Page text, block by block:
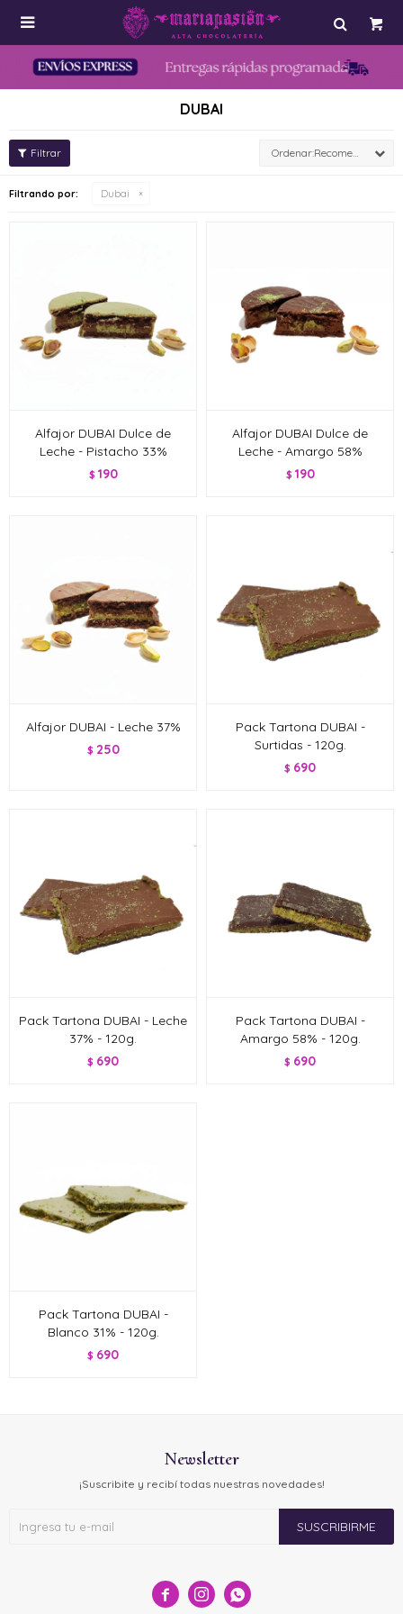

DUBAI
Recomendados
Filtrando por: Dubai
Alfajor DUBAI Dulce de
Leche - Pistacho 33%
$ 190
Alfajor DUBAI Dulce de
Leche - Amargo 58%
$ 190
Alfajor DUBAI - Leche 37%
$ 250
Pack Tartona DUBAI -
Surtidas - 120g.
$ 690
Pack Tartona DUBAI - Leche
37% - 120g.
$ 690
Pack Tartona DUBAI -
Amargo 58% - 120g.
$ 690
Pack Tartona DUBAI -
Blanco 31% - 120g.
$ 690
  
Newsletter
¡Suscribite y recibí todas nuestras novedades!
SUSCRIBIRME